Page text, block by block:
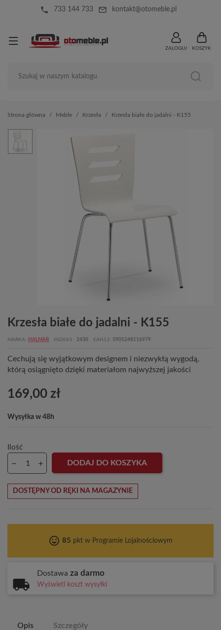
local_phone 733 144 733 mail_outline kontakt@otomeble.pl
ZALOGUJ KOSZYK
Strona główna Meble Krzesła Krzesła białe do jadalni - K155
Krzesła białe do jadalni - K155
MARKA HALMAR INDEKS 2430 EAN13 5905248116979
Cechują się wyjątkowym designem i niezwykłą wygodą,
którą osiągnięto dzięki materiałom najwyższej jakości
169,00 zł
Wysyłka w 48h
Ilość
DODAJ DO KOSZYKA
DOSTĘPNY OD RĘKI NA MAGAZYNIE
tag_faces 85 pkt w Programie Lojalnościowym
Dostawa za darmo
Wyświetl koszt wysyłki
Opis Szczegóły